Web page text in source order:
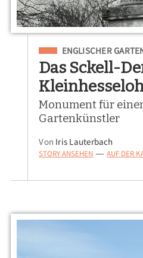
Eingeordnet unter
ENGLISCHER
Das Sckell-
Monument für
Gartenkünstler
Von Iris Lauterbach
STORY ANSEHEN — AUF DER